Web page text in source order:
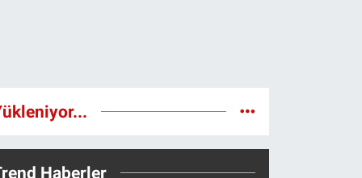
Haberler